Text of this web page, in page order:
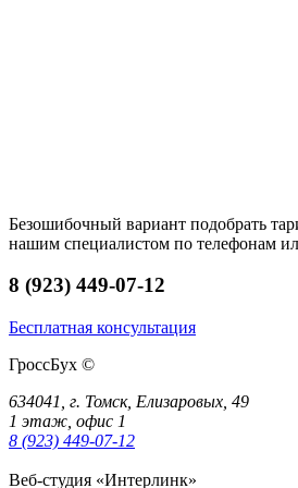
Безошибочный вариант подобрать
нашим специалистом по телефонам
8 (923) 449-07-12
Бесплатная консультация
ГроссБух ©
634041, г. Томск, Елизаровых, 49
1 этаж, офис 1
8 (923) 449-07-12
Веб-студия «Интерлинк»